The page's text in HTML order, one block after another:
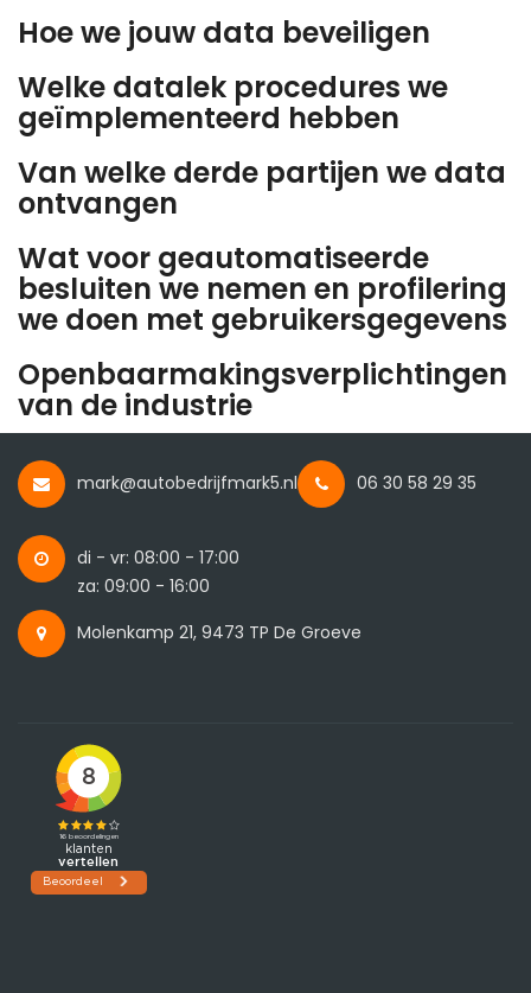
Hoe we jouw data beveiligen
Welke datalek procedures we
geïmplementeerd hebben
Van welke derde partijen we data
ontvangen
Wat voor geautomatiseerde
besluiten we nemen en profilering
we doen met gebruikersgegevens
Openbaarmakingsverplichtingen
van de industrie
mark@autobedrijfmark5.nl 06 30 58 29 35
di - vr: 08:00 - 17:00
za: 09:00 - 16:00
Molenkamp 21, 9473 TP De Groeve